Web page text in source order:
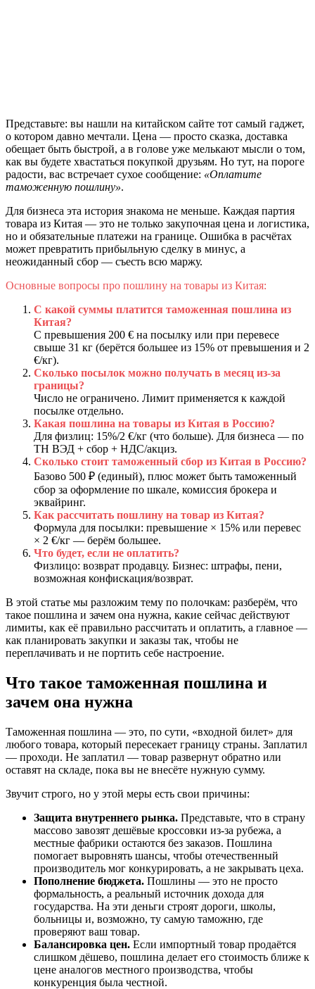
Представьте: вы нашли на китайском сайте тот самый гаджет,
о котором давно мечтали. Цена — просто сказка, доставка
обещает быть быстрой, а в голове уже мелькают мысли о том,
как вы будете хвастаться покупкой друзьям. Но тут, на пороге
радости, вас встречает сухое сообщение: «Оплатите
таможенную пошлину».
Для бизнеса эта история знакома не меньше. Каждая партия
товара из Китая — это не только закупочная цена и логистика,
но и обязательные платежи на границе. Ошибка в расчётах
может превратить прибыльную сделку в минус, а
неожиданный сбор — съесть всю маржу.
Основные вопросы про пошлину на товары из Китая:
С какой суммы платится таможенная пошлина из
Китая?
С превышения 200 € на посылку или при перевесе
свыше 31 кг (берётся большее из 15% от превышения и 2
€/кг).
Сколько посылок можно получать в месяц из-за
границы?
Число не ограничено. Лимит применяется к каждой
посылке отдельно.
Какая пошлина на товары из Китая в Россию?
Для физлиц: 15%/2 €/кг (что больше). Для бизнеса — по
ТН ВЭД + сбор + НДС/акциз.
Сколько стоит таможенный сбор из Китая в Россию?
Базово 500 ₽ (единый), плюс может быть таможенный
сбор за оформление по шкале, комиссия брокера и
эквайринг.
Как рассчитать пошлину на товар из Китая?
Формула для посылки: превышение × 15% или перевес
× 2 €/кг — берём большее.
Что будет, если не оплатить?
Физлицо: возврат продавцу. Бизнес: штрафы, пени,
возможная конфискация/возврат.
В этой статье мы разложим тему по полочкам: разберём, что
такое пошлина и зачем она нужна, какие сейчас действуют
лимиты, как её правильно рассчитать и оплатить, а главное —
как планировать закупки и заказы так, чтобы не
переплачивать и не портить себе настроение.
Что такое таможенная пошлина и
зачем она нужна
Таможенная пошлина — это, по сути, «входной билет» для
любого товара, который пересекает границу страны. Заплатил
— проходи. Не заплатил — товар развернут обратно или
оставят на складе, пока вы не внесёте нужную сумму.
Звучит строго, но у этой меры есть свои причины:
Защита внутреннего рынка. Представьте, что в страну
массово завозят дешёвые кроссовки из-за рубежа, а
местные фабрики остаются без заказов. Пошлина
помогает выровнять шансы, чтобы отечественный
производитель мог конкурировать, а не закрывать цеха.
Пополнение бюджета. Пошлины — это не просто
формальность, а реальный источник дохода для
государства. На эти деньги строят дороги, школы,
больницы и, возможно, ту самую таможню, где
проверяют ваш товар.
Балансировка цен. Если импортный товар продаётся
слишком дёшево, пошлина делает его стоимость ближе к
цене аналогов местного производства, чтобы
конкуренция была честной.